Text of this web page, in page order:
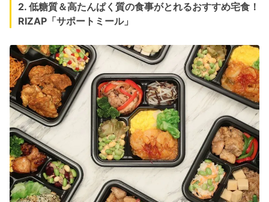
2. 低糖質＆高たんぱく質の食事がとれるおすすめ宅食！
RIZAP「サポートミール」